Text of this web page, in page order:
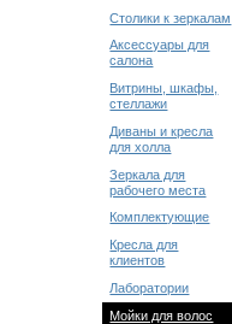
Столики к зеркалам
Аксессуары для
салона
Витрины, шкафы,
стеллажи
Диваны и кресла
для холла
Зеркала для
рабочего места
Комплектующие
Кресла для
клиентов
Лаборатории
Мойки для волос